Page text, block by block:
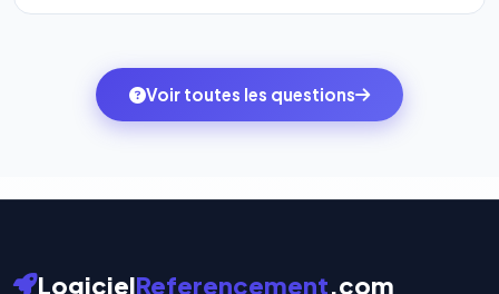
l'onglet« Migrer votre pack »pour basculer en
ambitions du moment — sans perdre vos données ni
votre historique.
monde. Vos données bancaires ne transitent jamais
par nos serveurs — elles sont gérées directement et
Voir toutes les questions
LogicielReferencement.com